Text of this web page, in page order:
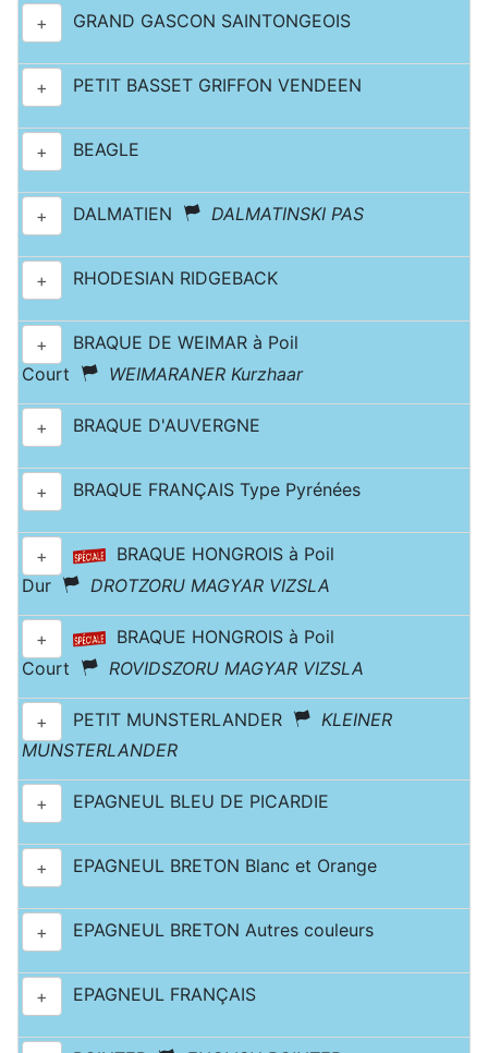
+ GRAND GASCON SAINTONGEOIS
+ PETIT BASSET GRIFFON VENDEEN
+ BEAGLE
+ DALMATIEN DALMATINSKI PAS
+ RHODESIAN RIDGEBACK
+
BRAQUE DE WEIMAR à Poil
Court
WEIMARANER Kurzhaar
+ BRAQUE D'AUVERGNE
+ BRAQUE FRANÇAIS Type Pyrénées
+
BRAQUE HONGROIS à Poil
Dur
DROTZORU MAGYAR VIZSLA
+
BRAQUE HONGROIS à Poil
Court
ROVIDSZORU MAGYAR VIZSLA
+ PETIT MUNSTERLANDER
KLEINER
MUNSTERLANDER
+ EPAGNEUL BLEU DE PICARDIE
+ EPAGNEUL BRETON Blanc et Orange
+ EPAGNEUL BRETON Autres couleurs
+ EPAGNEUL FRANÇAIS